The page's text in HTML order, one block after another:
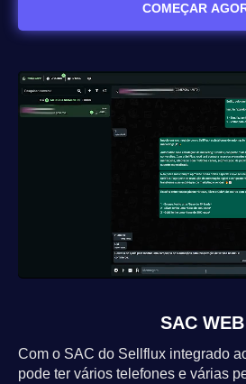
COMEÇAR
SAC WEB
Com o SAC do Sellflux integrado
pode ter vários telefones e várias